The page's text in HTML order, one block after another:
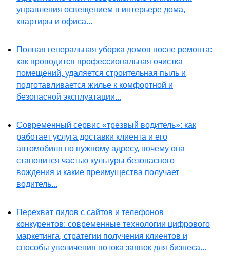
управления освещением в интерьере дома,
квартиры и офиса...
Полная генеральная уборка домов после ремонта:
как проводится профессиональная очистка
помещений, удаляется строительная пыль и
подготавливается жилье к комфортной и
безопасной эксплуатации...
Современный сервис «трезвый водитель»: как
работает услуга доставки клиента и его
автомобиля по нужному адресу, почему она
становится частью культуры безопасного
вождения и какие преимущества получает
водитель...
Перехват лидов с сайтов и телефонов
конкурентов: современные технологии цифрового
маркетинга, стратегии получения клиентов и
способы увеличения потока заявок для бизнеса...